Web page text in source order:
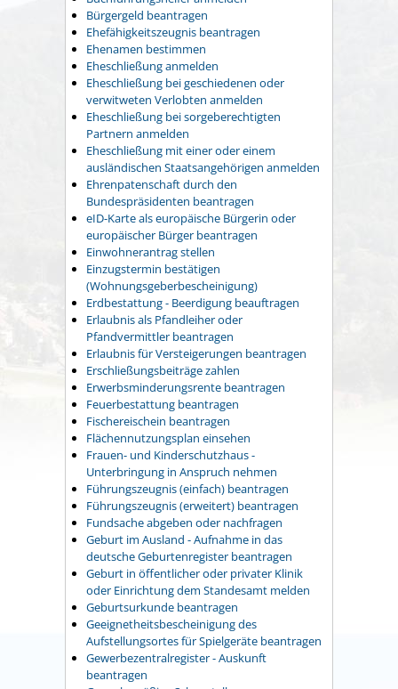
Bürgergeld beantragen
Ehefähigkeitszeugnis beantragen
Ehenamen bestimmen
Eheschließung anmelden
Eheschließung bei geschiedenen oder
verwitweten Verlobten anmelden
Eheschließung bei sorgeberechtigten
Partnern anmelden
Eheschließung mit einer oder einem
ausländischen Staatsangehörigen anmelden
Ehrenpatenschaft durch den
Bundespräsidenten beantragen
eID-Karte als europäische Bürgerin oder
europäischer Bürger beantragen
Einwohnerantrag stellen
Einzugstermin bestätigen
(Wohnungsgeberbescheinigung)
Erdbestattung - Beerdigung beauftragen
Erlaubnis als Pfandleiher oder
Pfandvermittler beantragen
Erlaubnis für Versteigerungen beantragen
Erschließungsbeiträge zahlen
Erwerbsminderungsrente beantragen
Feuerbestattung beantragen
Fischereischein beantragen
Flächennutzungsplan einsehen
Frauen- und Kinderschutzhaus -
Unterbringung in Anspruch nehmen
Führungszeugnis (einfach) beantragen
Führungszeugnis (erweitert) beantragen
Fundsache abgeben oder nachfragen
Geburt im Ausland - Aufnahme in das
deutsche Geburtenregister beantragen
Geburt in öffentlicher oder privater Klinik
oder Einrichtung dem Standesamt melden
Geburtsurkunde beantragen
Geeignetheitsbescheinigung des
Aufstellungsortes für Spielgeräte beantragen
Gewerbezentralregister - Auskunft
beantragen